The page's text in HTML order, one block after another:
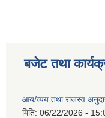
बजेट तथा
आय/व्यय तथा राजस्व
मिति: 06/22/2026 -